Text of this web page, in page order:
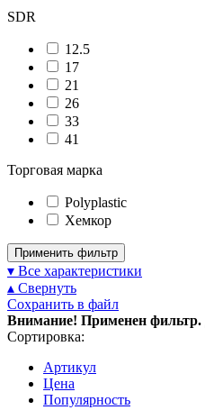
SDR
12.5
17
21
26
33
41
Торговая марка
Polyplastic
Хемкор
Применить фильтр
▾ Все характеристики
▴ Свернуть
Сохранить в файл
Внимание! Применен фильтр.
Сортировка:
Артикул
Цена
Популярность